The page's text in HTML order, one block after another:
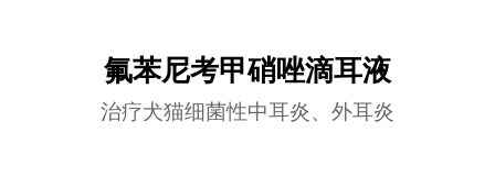
氟苯尼考甲硝唑滴耳液
治疗犬猫细菌性中耳炎、外耳炎